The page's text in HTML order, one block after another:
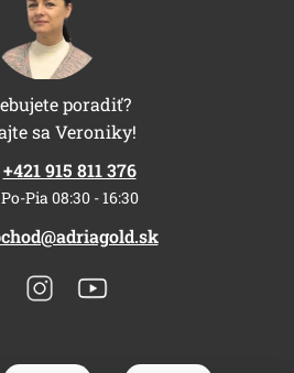
poradiť?
sa Veroniky!
+421 915 811 376
Po-Pia 08:30 - 16:30